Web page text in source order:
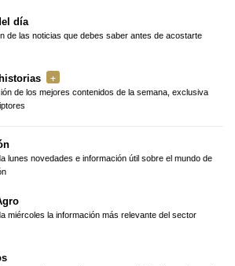
día
de las noticias que debes saber antes de acostarte
de los mejores contenidos de la semana, exclusiva
lunes novedades e información útil sobre el mundo de
miércoles la información más relevante del sector